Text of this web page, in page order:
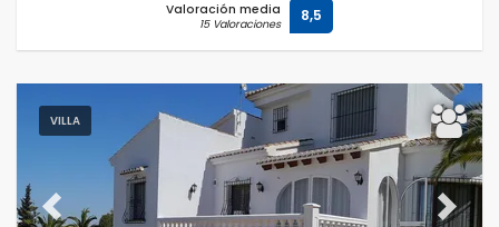
Valoración media
15 Valoraciones 8,5
VILLA
Previous Next